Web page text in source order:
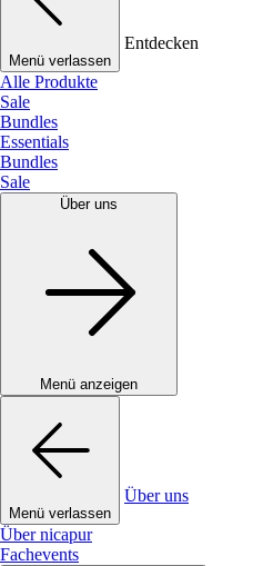
Menü verlassen
Entdecken
Alle Produkte
Sale
Bundles
Essentials
Bundles
Sale
Über uns
Menü anzeigen
Menü verlassen
Über uns
Über nicapur
Fachevents